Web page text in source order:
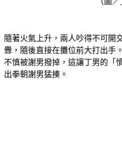
釁，隨後直接在攤位前大打出手
不慎被謝男撥掉，這讓丁男的「
出拳朝謝男猛揍。